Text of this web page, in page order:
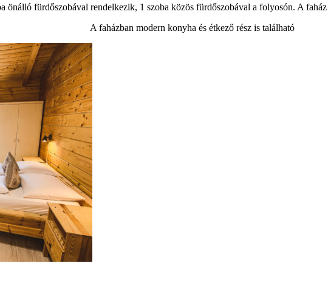
önálló fürdőszobával rendelkezik, 1 szoba közös fürdőszobával a folyosón. A
A faházban modern konyha és étkező rész is található